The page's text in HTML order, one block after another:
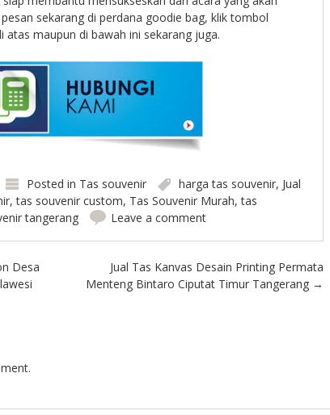
sekarang di perdana goodie bag, klik tombol
atas maupun di bawah ini sekarang juga.
Posted in Tas souvenir harga tas souvenir, Jual
,tas souvenir custom, Tas Souvenir Murah,tas
tangerang Leave a comment
Desa
Jual Tas Kanvas Desain Printing Permata
Menteng Bintaro Ciputat Timur Tangerang →